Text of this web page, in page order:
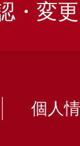
・変更
個人